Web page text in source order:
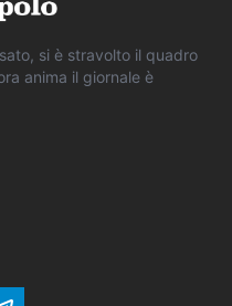
si è stravolto il quadro
anima il giornale è